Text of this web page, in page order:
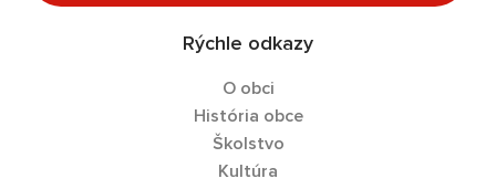
Rýchle odkazy
O obci
História obce
Školstvo
Kultúra